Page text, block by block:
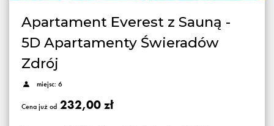
Apartament Everest z Sauną -
5D Apartamenty Świeradów
Zdrój
miejsc: 6
Cena już od 232,00 zł